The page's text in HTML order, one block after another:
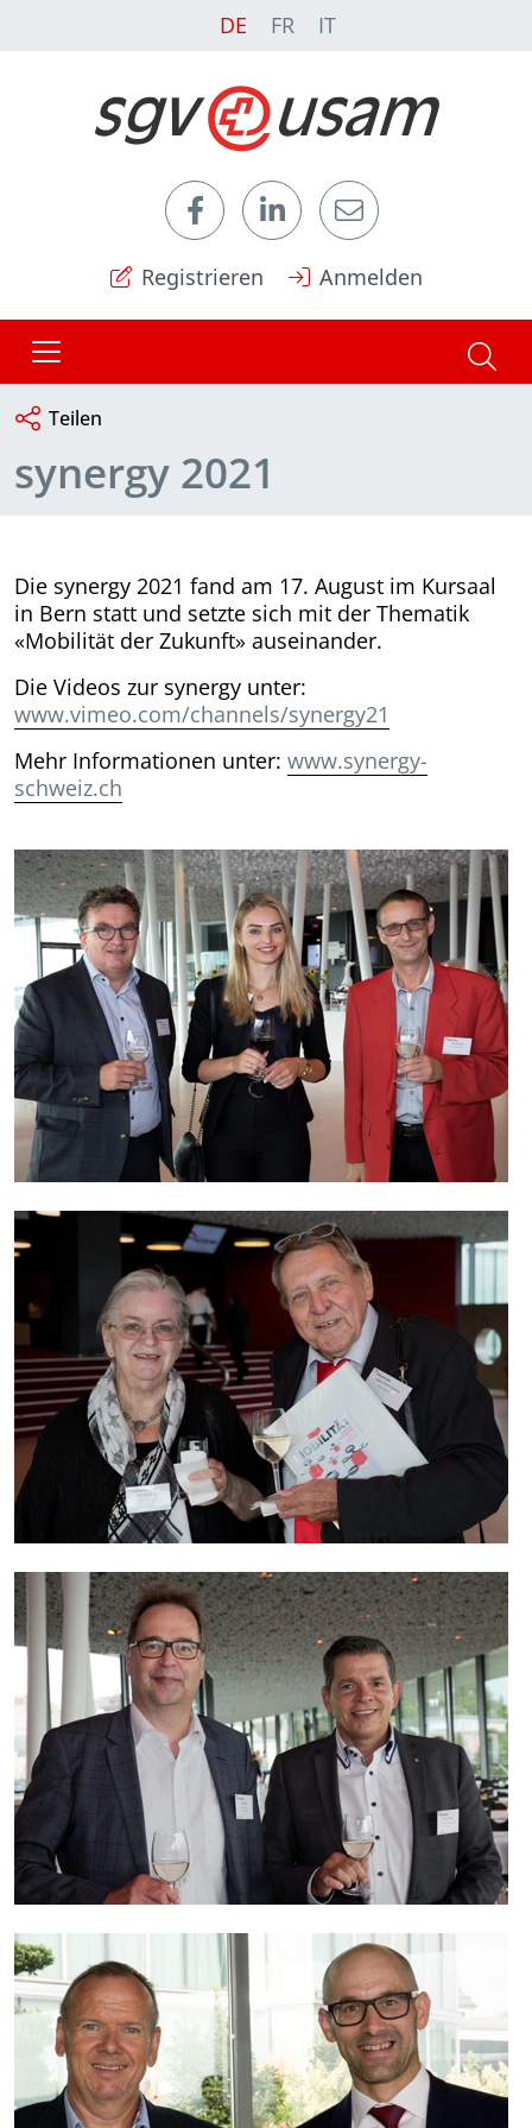
DE FR IT
Registrieren Anmelden
Teilen
synergy 2021
Die synergy 2021 fand am 17. August im Kursaal
in Bern statt und setzte sich mit der Thematik
«Mobilität der Zukunft» auseinander.
Die Videos zur synergy unter:
www.vimeo.com/channels/synergy21
Mehr Informationen unter: www.synergy-
schweiz.ch